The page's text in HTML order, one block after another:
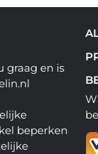
graag en is
beperken